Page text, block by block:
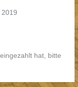
hat, bitte